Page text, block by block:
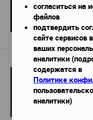
согласиться на
файлов
подтвердить
сайте сервисов
ваших
аналитики
содержатся в
Политике
аналитики)